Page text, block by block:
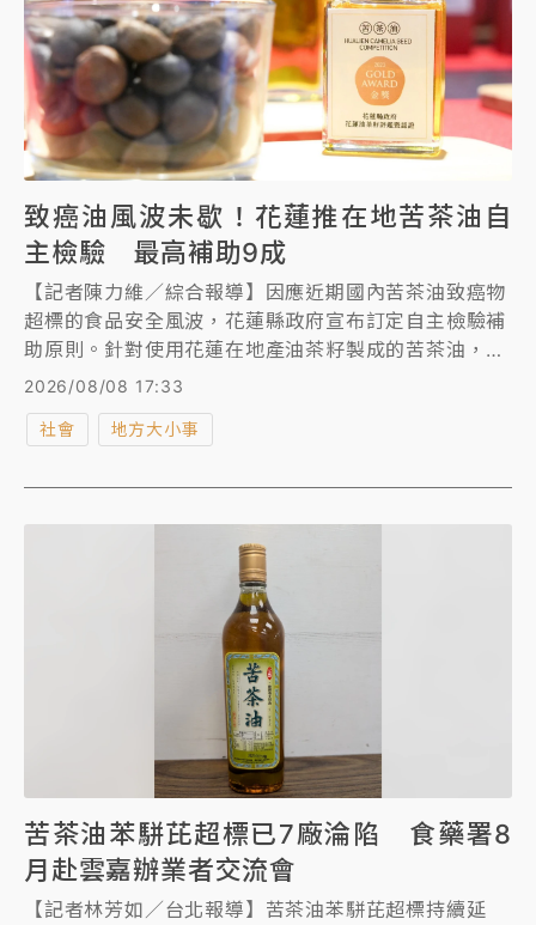
致癌油風波未歇！花蓮推在地苦茶油自
主檢驗 最高補助9成
【記者陳力維／綜合報導】因應近期國內苦茶油致癌物
超標的食品安全風波，花蓮縣政府宣布訂定自主檢驗補
助原則。針對使用花蓮在地產油茶籽製成的苦茶油，補
助農友產品上市前進行苯駢芘自主檢驗費用最高達9
降低檢驗成本，鼓勵農友在產品上市前主動把關，並結
守護消費者的食用安全。
2026/08/08 17:33
社會 地方大小事
苦茶油苯駢芘超標已7廠淪陷 食藥署8
月赴雲嘉辦業者交流會
【記者林芳如／台北報導】苦茶油苯駢芘超標持續延